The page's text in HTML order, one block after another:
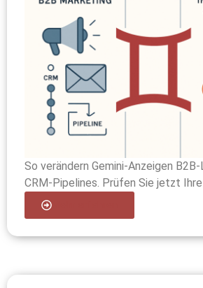
So verändern Gemini-Anzeigen
CRM-Pipelines. Prüfen Sie jetzt Ihre